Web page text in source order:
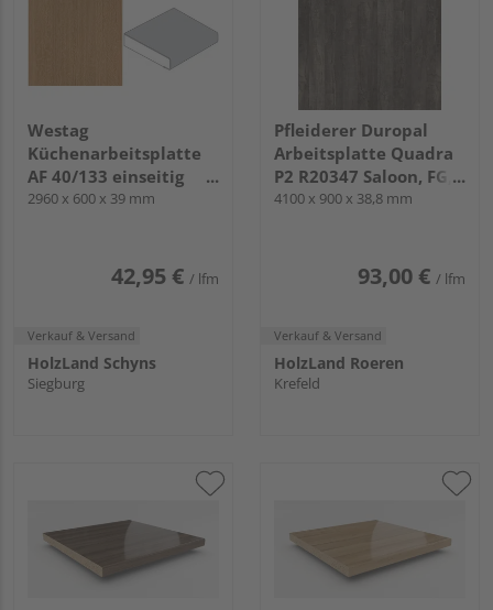
Westag
Küchenarbeitsplatte
AF 40/133 einseitig
gerundet EB308 POD
2960 x 600 x 39 mm
42,95 € / lfm
Verkauf & Versand
HolzLand Schyns
Siegburg
Pfleiderer Duropal
Arbeitsplatte Quadra
P2 R20347 Saloon, FG,
VS Folie
4100 x 900 x 38,8 mm
93,00 € / lfm
Verkauf & Versand
HolzLand Roeren
Krefeld